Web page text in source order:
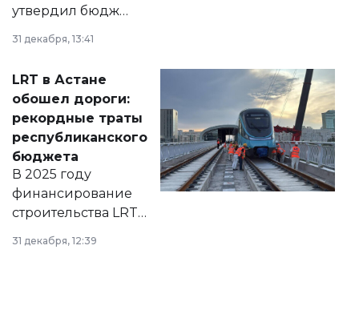
утвердил бюджет
города на 2026–
2028 годы.
документ
появился в базе
нормативных
правовых актов и
на сайте маслихат
города.
31 декабря, 13:41
LRT в Астане
обошел дороги:
рекордные траты
республиканского
бюджета
В 2025 году
финансирование
строительства LRT
в Астане из
республиканского
31 декабря, 12:39